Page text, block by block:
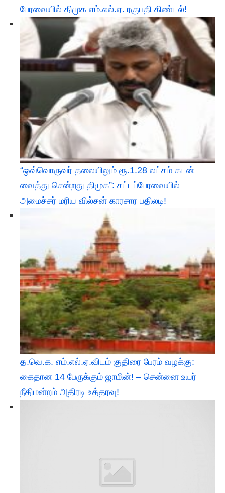
பேரவையில் திமுக எம்.எல்.ஏ. ரகுபதி கிண்டல்!
“ஒவ்வொருவர் தலையிலும் ரூ.1.28 லட்சம் கடன்
வைத்து சென்றது திமுக”: சட்டப்பேரவையில்
அமைச்சர் மரிய வில்சன் காரசார பதிலடி!
த.வெ.க. எம்.எல்.ஏ.விடம் குதிரை பேரம் வழக்கு:
கைதான 14 பேருக்கும் ஜாமின்! – சென்னை உயர்
நீதிமன்றம் அதிரடி உத்தரவு!